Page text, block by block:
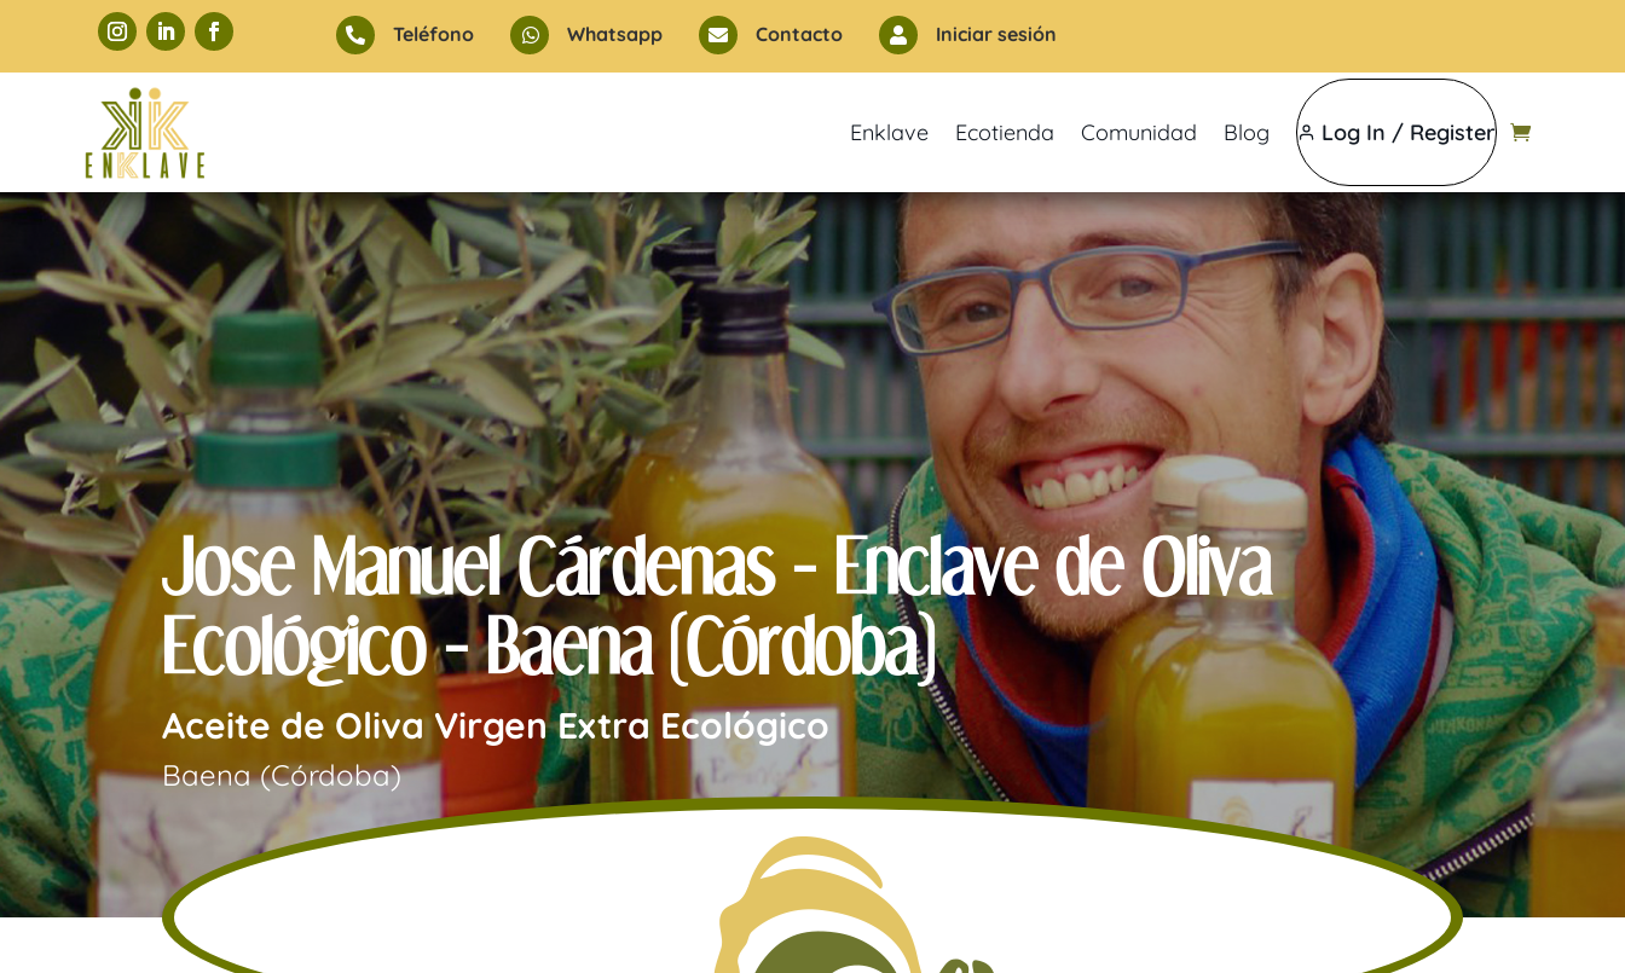
 Teléfono  Whatsapp  Contacto  Iniciar sesión
Enklave Ecotienda Comunidad Blog Log In / Register
Jose Manuel Cárdenas - Enclave de Oliva
Ecológico - Baena (Córdoba)
Aceite de Oliva Virgen Extra Ecológico
Baena (Córdoba)